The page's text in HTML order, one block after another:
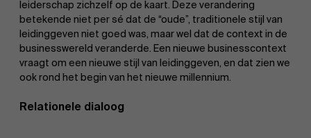
leiderschap zichzelf op de kaart. Deze verandering
betekende niet per sé dat de “oude”, traditionele stijl van
leidinggeven niet goed was, maar wel dat de context in de
businesswereld veranderde. Een nieuwe businesscontext
vraagt om een nieuwe stijl van leidinggeven, en dat zien we
ook rond het begin van het nieuwe millennium.
Relationele dialoog